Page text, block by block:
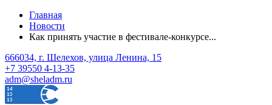
Главная
Новости
Как принять участие в фестивале-конкурсе...
666034, г. Шелехов, улица Ленина, 15
+7 39550 4-13-35
adm@sheladm.ru